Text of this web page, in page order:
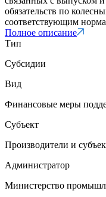
обязательств по
соответствующим
Полное описание
Тип
Субсидии
Вид
Финансовые меры
Субъект
Производители и
Администратор
Министерство